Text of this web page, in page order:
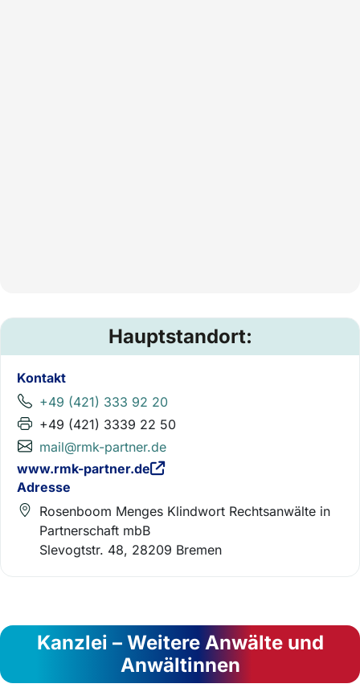
Hauptstandort:
Kontakt
+49 (421) 333 92 20
+49 (421) 3339 22 50
mail@rmk-partner.de
www.rmk-partner.de
Adresse
Rosenboom Menges Klindwort Rechtsanwälte in
Partnerschaft mbB
Slevogtstr. 48, 28209 Bremen
Kanzlei – Weitere Anwälte und
Anwältinnen